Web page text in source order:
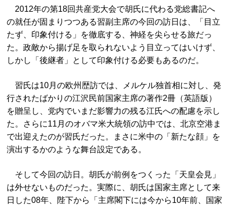
2012年の第18回共産党大会で胡氏に代わる党総書記へ
の就任が固まりつつある習副主席の今回の訪日は、「目立
たず、印象付ける」を徹底する、神経を尖らせる旅だっ
た。政敵から揚げ足を取られないよう目立ってはいけず、
しかし「後継者」として印象付ける必要もあるのだ。
習氏は10月の欧州歴訪では、メルケル独首相に対し、発
行されたばかりの江沢民前国家主席の著作2冊（英語版）
を贈呈し、党内でいまだ影響力の残る江氏への配慮を示し
た。さらに11月のオバマ米大統領の訪中では、北京空港ま
で出迎えたのが習氏だった。まさに米中の「新たな顔」を
演出するかのような舞台設定である。
そして今回の訪日。胡氏が前例をつくった「天皇会見」
は外せないものだった。実際に、胡氏は国家主席として来
日した08年、陛下から「主席閣下には今から10年前、国家